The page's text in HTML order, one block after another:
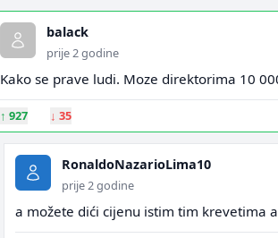
balack
prije 2 godine
Kako se prave ludi. Moze direktorima 10
↑ 927 ↓ 35
RonaldoNazarioLima10
prije 2 godine
a možete dići cijenu istim tim krevetima